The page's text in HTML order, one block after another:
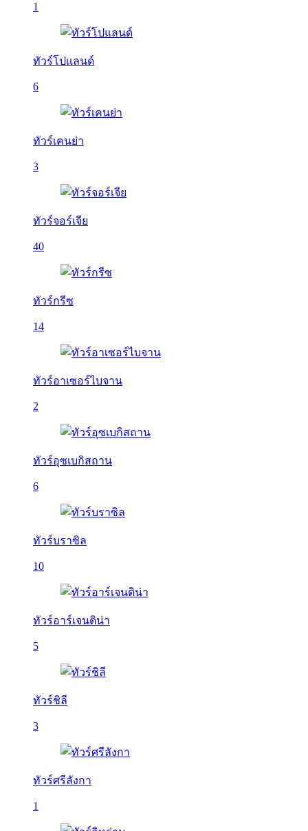
1
ทัวร์โปแลนด์
6
ทัวร์เคนย่า
3
ทัวร์จอร์เจีย
40
ทัวร์กรีซ
14
ทัวร์อาเซอร์ไบจาน
2
ทัวร์อุซเบกิสถาน
6
ทัวร์บราซิล
10
ทัวร์อาร์เจนติน่า
5
ทัวร์ชิลี
3
ทัวร์ศรีลังกา
1